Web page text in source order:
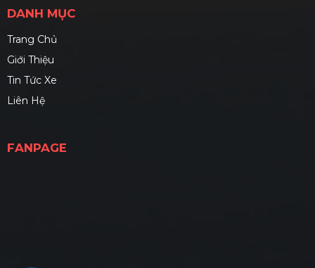
DANH MỤC
Trang Chủ
Giới Thiệu
Tin Tức Xe
Liên Hệ
FANPAGE